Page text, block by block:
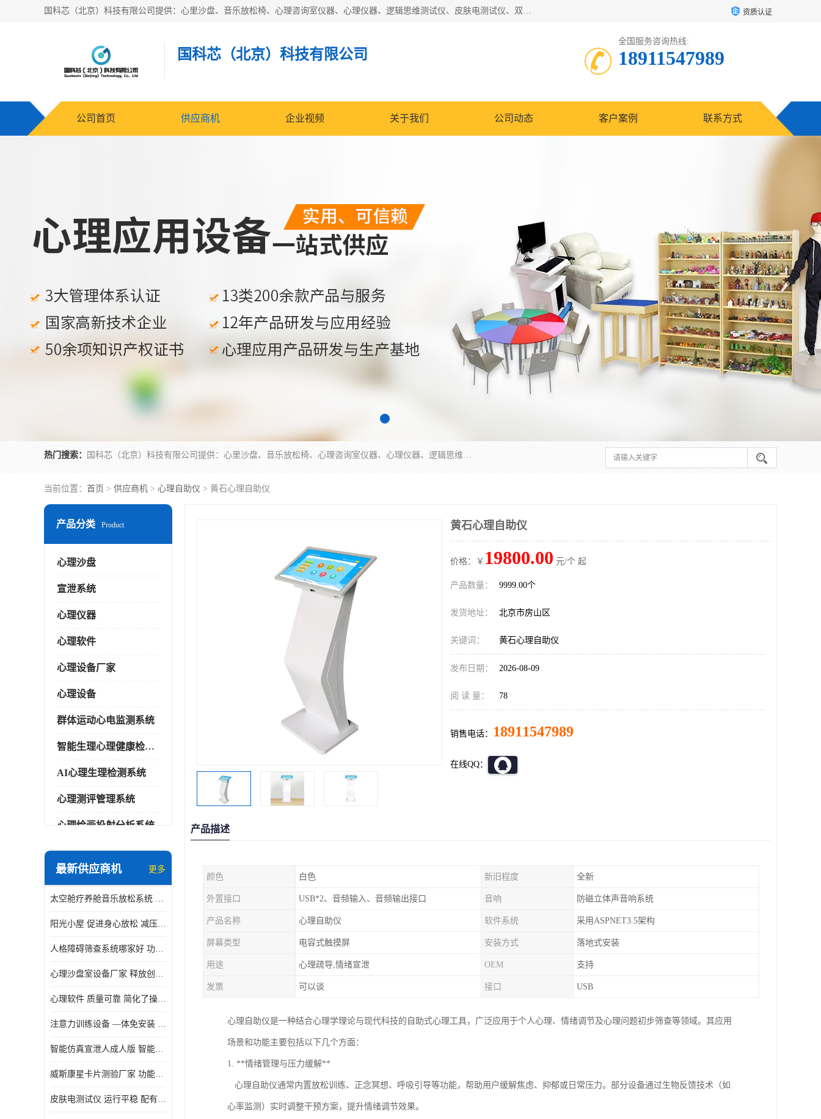
国科芯（北京）科技有限公司提供：心里沙盘、音乐放松椅、心理咨询室仪器、心理仪器、逻辑思维测试仪、皮肤电测试仪、双手协调器、双手协调测试仪、注意力集中测试仪等各种心理学仪器设备。 资质认证
国科芯（北京）科技有限公司
全国服务咨询热线:
18911547989
公司首页 供应商机 企业视频 关于我们 公司动态 客户案例 联系方式
热门搜索： 国科芯（北京）科技有限公司提供：心里沙盘、音乐放松椅、心理咨询室仪器、心理仪器、逻辑思维测试仪、皮肤电测试仪、双手协调器、双手协调测试仪、注意力集中测试仪等各种心理学仪器设备。
当前位置： 首页 > 供应商机 > 心理自助仪 > 黄石心理自助仪
产品分类 Product
心理沙盘
宣泄系统
心理仪器
心理软件
心理设备厂家
心理设备
群体运动心电监测系统
智能生理心理健康检测系统
AI心理生理检测系统
心理测评管理系统
心理绘画投射分析系统
可变速催眠放松催眠套件
智能反馈训练系统
便携式生物反馈仪
最新供应商机 更多
太空舱疗养舱音乐放松系统 使用方便 可实时监测
阳光小屋 促进身心放松 减压放松音乐椅
人格障碍筛查系统哪家好 功能丰富 支持多级用户管理
心理沙盘室设备厂家 释放创造力 有利于集中和加强心理注意力
心理软件 质量可靠 简化了操作的步骤
注意力训练设备 —体免安装 数据呈现方式多
智能仿真宣泄人成人版 智能化程度高 内置多种宣泄主题
威斯康星卡片测验厂家 功能丰富 应用领域广
皮肤电测试仪 运行平稳 配有内置扬声器
黄石心理自助仪
价格：￥ 19800.00 元/个 起
产品数量： 9999.00个
发货地址： 北京市房山区
关键词： 黄石心理自助仪
发布日期： 2026-08-09
阅 读 量： 78
销售电话： 18911547989
在线QQ：
产品描述
颜色 白色 新旧程度 全新
外置接口 USB*2、音频输入、音频输出接口 音响 防磁立体声音响系统
产品名称 心理自助仪 软件系统 采用ASPNET3.5架构
屏幕类型 电容式触摸屏 安装方式 落地式安装
用途 心理疏导,情绪宣泄 OEM 支持
发票 可以谈 接口 USB
心理自助仪是一种结合心理学理论与现代科技的自助式心理工具，广泛应用于个人心理、情绪调节及心理问题初步筛查等领域。其应用
场景和功能主要包括以下几个方面：
1. **情绪管理与压力缓解**
心理自助仪通常内置放松训练、正念冥想、呼吸引导等功能，帮助用户缓解焦虑、抑郁或日常压力。部分设备通过生物反馈技术（如
心率监测）实时调整干预方案，提升情绪调节效果。